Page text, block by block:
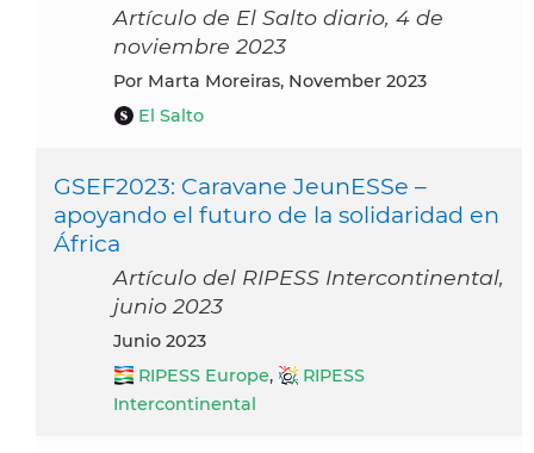
Artículo de El Salto diario, 4 de
noviembre 2023
por Marta Moreiras, November 2023
El Salto
GSEF2023: Caravane JeunESSe –
apoyando el futuro de la solidaridad en
África
Artículo del RIPESS Intercontinental,
junio 2023
junio 2023
RIPESS Europe,
RIPESS
Intercontinental